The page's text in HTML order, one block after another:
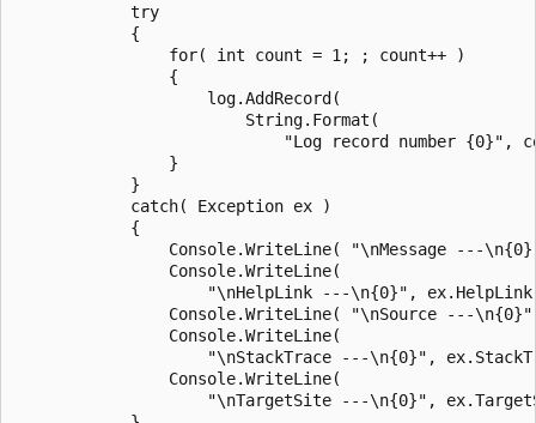
            try
            {
                for( int count = 1; ; count++ )
                {
                    log.AddRecord(
                        String.Format(
"Log record number {0}",
                }
            }
            catch( Exception ex )
            {
Console.WriteLine( "\nMessage ---
                Console.WriteLine(
"\nHelpLink ---\n{0}", ex.HelpLink
Console.WriteLine( "\nSource ---
                Console.WriteLine(
"\nStackTrace ---\n{0}",
                Console.WriteLine(
"\nTargetSite ---\n{0}",